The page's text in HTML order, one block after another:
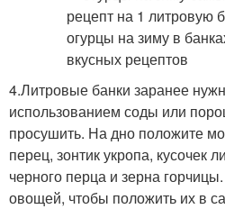
4.Литровые банки заранее
использованием соды или
просушить. На дно положите
перец, зонтик укропа, кусочек
черного перца и зерна
овощей, чтобы положить их в